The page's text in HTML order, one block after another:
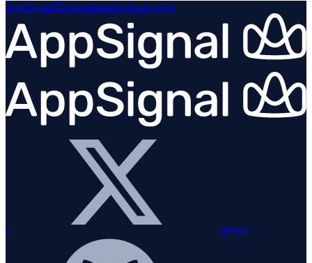
AppSignal Documentation home page
x github